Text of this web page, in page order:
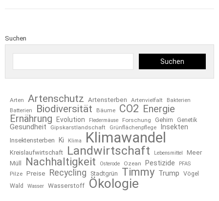
Suchen
Suchen
Arten Artenschutz Artensterben Artenvielfalt
Bakterien
Batterien
Biodiversität Bäume CO2 Energie
Ernährung
Evolution Fledermäuse Forschung Gehirn Genetik
Gesundheit Gipskarstlandschaft Grünflächenpflege Insekten
Insektensterben Ki Klima Klimawandel
Kreislaufwirtschaft Landwirtschaft Lebensmittel
Meer
Müll
Nachhaltigkeit Osterode Ozean Pestizide PFAS
Pilze Preise Recycling Stadtgrün Timmy Trump
Vögel
Wald
Wasser Wasserstoff Ökologie